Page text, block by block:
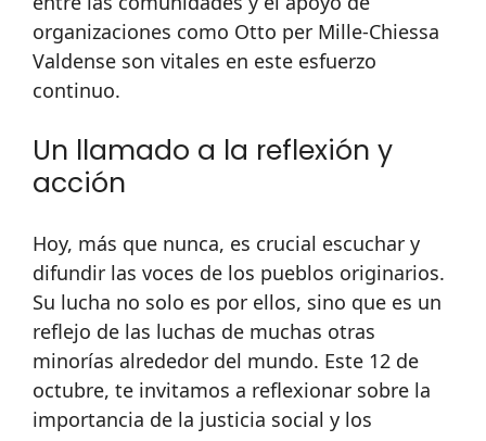
organizaciones como Otto per Mille-Chiessa
Valdense son vitales en este esfuerzo
continuo.
Un llamado a la reflexión y
acción
Hoy, más que nunca, es crucial escuchar y
difundir las voces de los pueblos originarios.
Su lucha no solo es por ellos, sino que es un
reflejo de las luchas de muchas otras
minorías alrededor del mundo. Este 12 de
octubre, te invitamos a reflexionar sobre la
importancia de la justicia social y los